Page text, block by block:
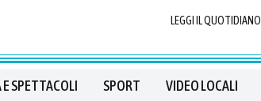
LEGGI IL QUOTIDIANO
E SPETTACOLI SPORT VIDEO LOCALI